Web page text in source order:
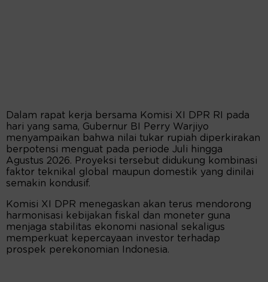
Dalam rapat kerja bersama Komisi XI DPR RI pada
hari yang sama, Gubernur BI Perry Warjiyo
menyampaikan bahwa nilai tukar rupiah diperkirakan
berpotensi menguat pada periode Juli hingga
Agustus 2026. Proyeksi tersebut didukung kombinasi
faktor teknikal global maupun domestik yang dinilai
semakin kondusif.
Komisi XI DPR menegaskan akan terus mendorong
harmonisasi kebijakan fiskal dan moneter guna
menjaga stabilitas ekonomi nasional sekaligus
memperkuat kepercayaan investor terhadap
prospek perekonomian Indonesia.